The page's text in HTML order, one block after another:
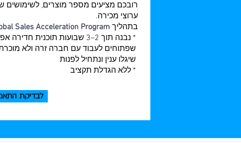
רובכם מציעים מספר מוצרים, לשימושים
ערוצי מכירה.
בתהליך Sales Acceleration Program
* נבנה תוך 2–3 שבועות
שפתוחים לעבוד עם חברה זרה ולא
שיגלו ענין ונתחיל לפנות
* ללא הגדלת תקציב
לבדיקת